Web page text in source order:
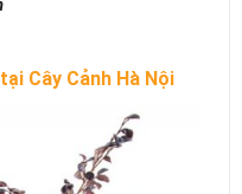
Cây Cảnh Hà Nội